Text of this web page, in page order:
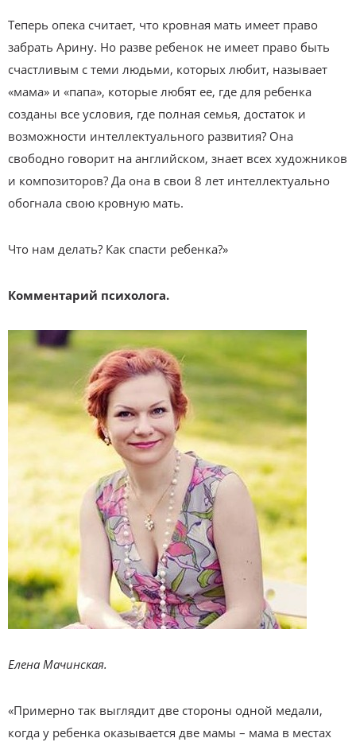
Теперь опека считает, что кровная мать имеет право
забрать Арину. Но разве ребенок не имеет право быть
счастливым с теми людьми, которых любит, называет
«мама» и «папа», которые любят ее, где для ребенка
созданы все условия, где полная семья, достаток и
возможности интеллектуального развития? Она
свободно говорит на английском, знает всех художников
и композиторов? Да она в свои 8 лет интеллектуально
обогнала свою кровную мать.
Что нам делать? Как спасти ребенка?»
Комментарий психолога.
Елена Мачинская.
«Примерно так выглядит две стороны одной медали,
когда у ребенка оказывается две мамы – мама в местах